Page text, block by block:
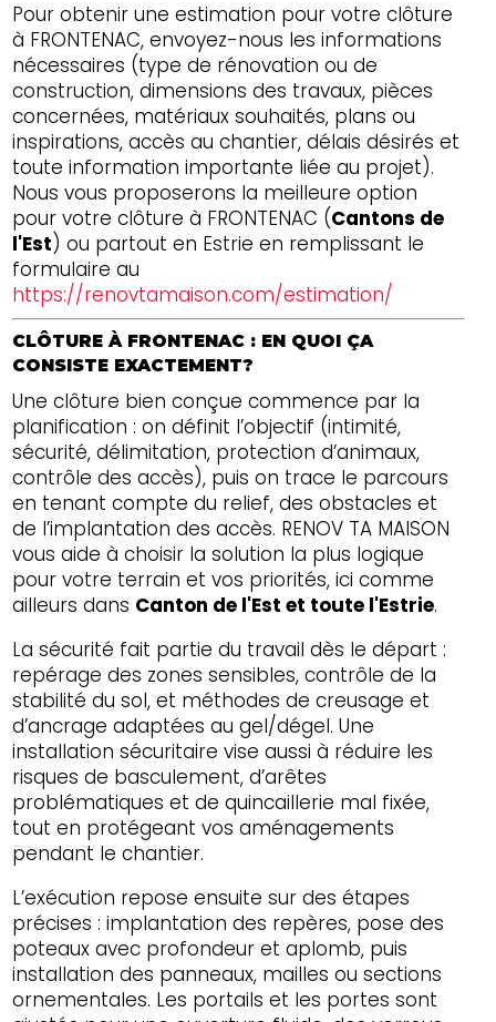
Pour obtenir une estimation pour votre clôture
à FRONTENAC, envoyez-nous les informations
nécessaires (type de rénovation ou de
construction, dimensions des travaux, pièces
concernées, matériaux souhaités, plans ou
inspirations, accès au chantier, délais désirés et
toute information importante liée au projet).
Nous vous proposerons la meilleure option
pour votre clôture à FRONTENAC (Cantons de
l'Est) ou partout en Estrie en remplissant le
formulaire au
https://renovtamaison.com/estimation/
CLÔTURE À FRONTENAC : EN QUOI ÇA
CONSISTE EXACTEMENT?
Une clôture bien conçue commence par la
planification : on définit l’objectif (intimité,
sécurité, délimitation, protection d’animaux,
contrôle des accès), puis on trace le parcours
en tenant compte du relief, des obstacles et
de l’implantation des accès. RENOV TA MAISON
vous aide à choisir la solution la plus logique
pour votre terrain et vos priorités, ici comme
ailleurs dans Canton de l'Est et toute l'Estrie.
La sécurité fait partie du travail dès le départ :
repérage des zones sensibles, contrôle de la
stabilité du sol, et méthodes de creusage et
d’ancrage adaptées au gel/dégel. Une
installation sécuritaire vise aussi à réduire les
risques de basculement, d’arêtes
problématiques et de quincaillerie mal fixée,
tout en protégeant vos aménagements
pendant le chantier.
L’exécution repose ensuite sur des étapes
précises : implantation des repères, pose des
poteaux avec profondeur et aplomb, puis
installation des panneaux, mailles ou sections
ornementales. Les portails et les portes sont